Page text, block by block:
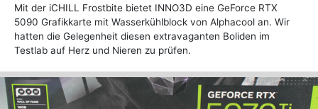
Mit der iCHILL Frostbite bietet INNO3D eine GeForce RTX
5090 Grafikkarte mit Wasserkühlblock von Alphacool an. Wir
hatten die Gelegenheit diesen extravaganten Boliden im
Testlab auf Herz und Nieren zu prüfen.